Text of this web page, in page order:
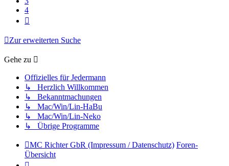
4
Zur erweiterten Suche
Gehe zu
Offizielles für Jedermann
↳ Herzlich Willkommen
↳ Bekanntmachungen
↳ Mac/Win/Lin-HaBu
↳ Mac/Win/Lin-Neko
↳ Übrige Programme
MC Richter GbR (Impressum / Datenschutz) Foren-
Übersicht